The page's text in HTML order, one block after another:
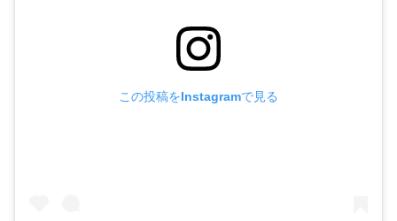
この投稿をInstagramで見る